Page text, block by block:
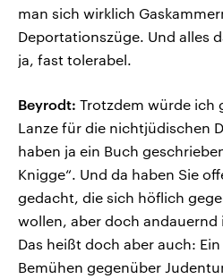
man sich wirklich
Deportationszüge. Und alles
ja, fast tolerabel.
Beyrodt: Trotzdem würde ich
Lanze für die nichtjüdischen
haben ja ein Buch
Knigge“. Und da haben Sie
gedacht, die sich höflich
wollen, aber doch
Das heißt doch aber auch:
Bemühen gegenüber